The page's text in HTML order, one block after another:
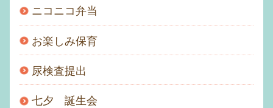
ニコニコ弁当
お楽しみ保育
尿検査提出
七夕 誕生会